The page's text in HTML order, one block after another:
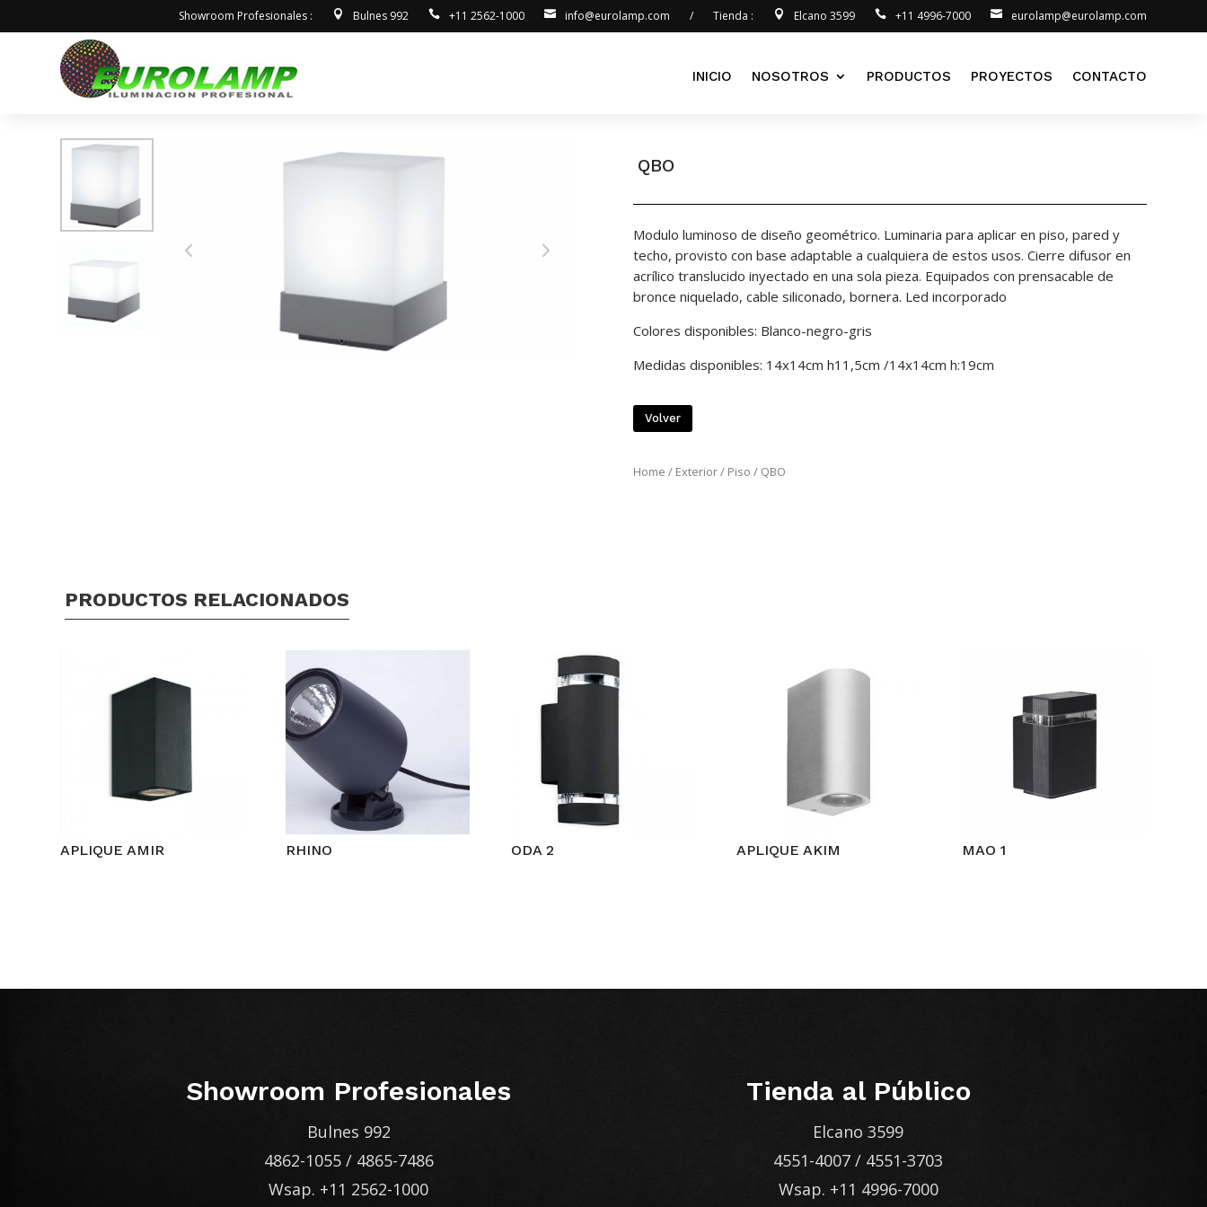
Showroom Profesionales : Bulnes 992 +11 2562-1000 info@eurolamp.com / Tienda : Elcano 3599 +11 4996-7000 eurolamp@eurolamp.com
INICIO NOSOTROS PRODUCTOS PROYECTOS CONTACTO
QBO
Modulo luminoso de diseño geométrico. Luminaria para aplicar en piso, pared y
techo, provisto con base adaptable a cualquiera de estos usos. Cierre difusor en
acrílico translucido inyectado en una sola pieza. Equipados con prensacable de
bronce niquelado, cable siliconado, bornera. Led incorporado
Colores disponibles: Blanco-negro-gris
Medidas disponibles: 14x14cm h11,5cm /14x14cm h:19cm
Volver
Home / Exterior/ Piso / QBO
PRODUCTOS RELACIONADOS
APLIQUE AMIR RHINO ODA 2 APLIQUE AKIM MAO 1
Showroom Profesionales
Bulnes 992
4862-1055/ 4865-7486
Wsap. +11 2562-1000
Tienda al Público
Elcano 3599
4551-4007 / 4551-3703
Wsap. +11 4996-7000